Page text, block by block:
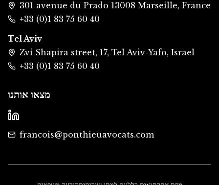
301 avenue du Prado 13008 Marseille, France
+33 (0)1 83 75 60 40
Tel Aviv
Zvi Shapira street, 17, Tel Aviv-Yafo, Israel
+33 (0)1 83 75 60 40
מצאו אותנו
francois@ponthieuavocats.com